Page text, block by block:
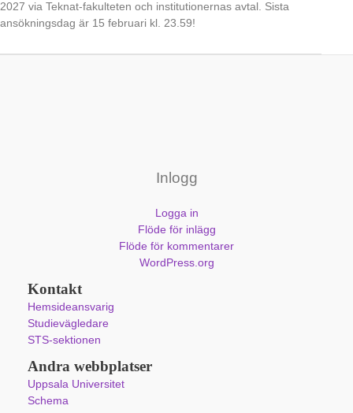
2027 via Teknat-fakulteten och institutionernas avtal. Sista
ansökningsdag är 15 februari kl. 23.59!
Inlogg
Logga in
Flöde för inlägg
Flöde för kommentarer
WordPress.org
Kontakt
Hemsideansvarig
Studievägledare
STS-sektionen
Andra webbplatser
Uppsala Universitet
Schema